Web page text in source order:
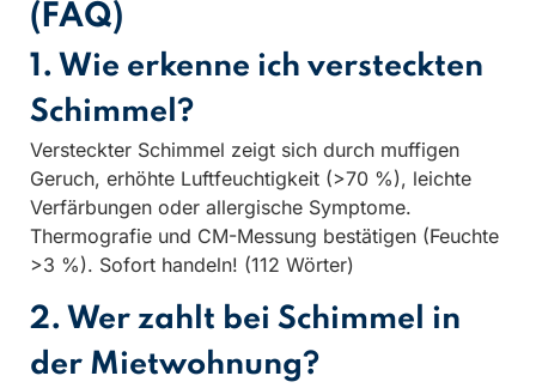
(FAQ)
1. Wie erkenne ich versteckten
Schimmel?
Versteckter Schimmel zeigt sich durch muffigen
Geruch, erhöhte Luftfeuchtigkeit (>70 %), leichte
Verfärbungen oder allergische Symptome.
Thermografie und CM-Messung bestätigen (Feuchte
>3 %). Sofort handeln! (112 Wörter)
2. Wer zahlt bei Schimmel in
der Mietwohnung?